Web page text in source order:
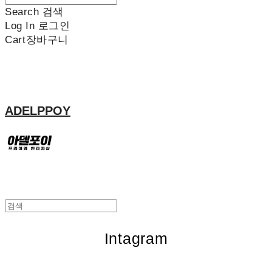
Search 검색
Log In 로그인
Cart장바구니
ADELPPOY
Intagram